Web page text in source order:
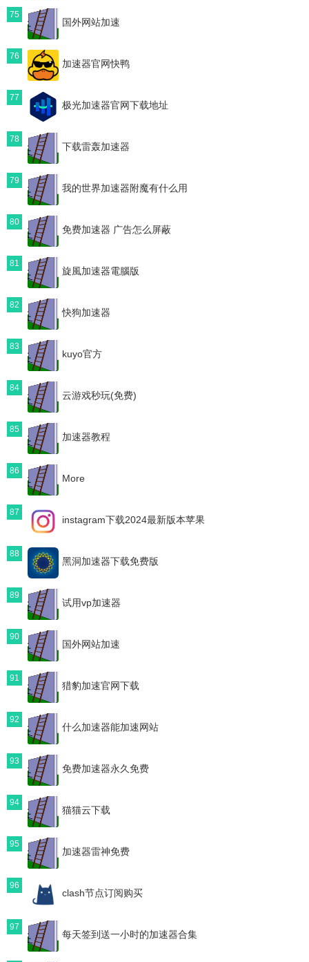
75
国外网站加速
76
加速器官网快鸭
77
极光加速器官网下载地址
78
下载雷轰加速器
79
我的世界加速器附魔有什么用
80
免费加速器 广告怎么屏蔽
81
旋風加速器電腦版
82
快狗加速器
83
kuyo官方
84
云游戏秒玩(免费)
85
加速器教程
86
More
87
instagram下载2024最新版本苹果
88
黑洞加速器下载免费版
89
试用vp加速器
90
国外网站加速
91
猎豹加速官网下载
92
什么加速器能加速网站
93
免费加速器永久免费
94
猫猫云下载
95
加速器雷神免费
96
clash节点订阅购买
97
每天签到送一小时的加速器合集